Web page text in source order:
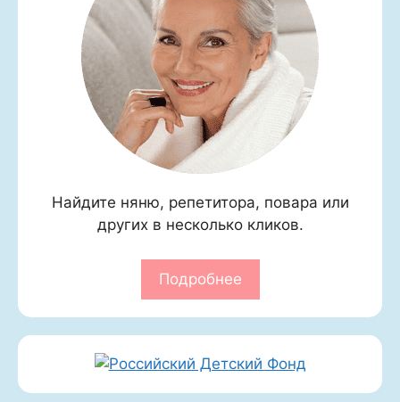
Найдите няню, репетитора, повара или
других в несколько кликов.
Подробнее